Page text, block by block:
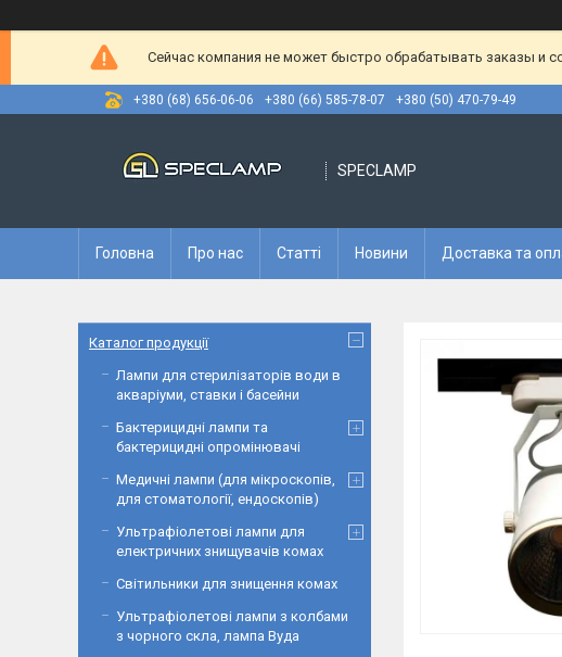
Сейчас компания не может быстро обрабатывать заказы и
+380 (68) 656-06-06 +380 (66) 585-78-07 +380 (50) 470-79-49
SPECLAMP
Головна Про нас Статті Новини Доставка та
Каталог продукції
Лампи для стерилізаторів води в
акваріуми, ставки і басейни
Бактерицидні лампи та
бактерицидні опромінювачі
Медичні лампи (для мікроскопів,
для стоматології, ендоскопів)
Ультрафіолетові лампи для
електричних знищувачів комах
Світильники для знищення комах
Ультрафіолетові лампи з колбами
з чорного скла, лампа Вуда